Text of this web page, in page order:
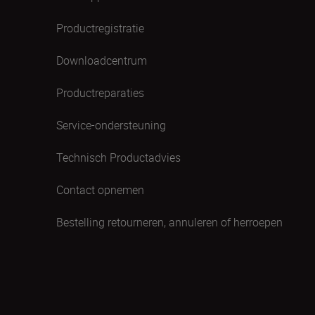
Productregistratie
Downloadcentrum
Productreparaties
Service-ondersteuning
Technisch Productadvies
Contact opnemen
Bestelling retourneren, annuleren of herroepen